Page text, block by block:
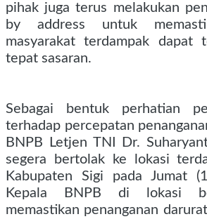
pihak juga terus melakukan
by address untuk
masyarakat terdampak dapat
tepat sasaran.
Sebagai bentuk perhatian
terhadap percepatan
BNPB Letjen TNI Dr.
segera bertolak ke lokasi
Kabupaten Sigi pada Jumat
Kepala BNPB di lokasi
memastikan penanganan